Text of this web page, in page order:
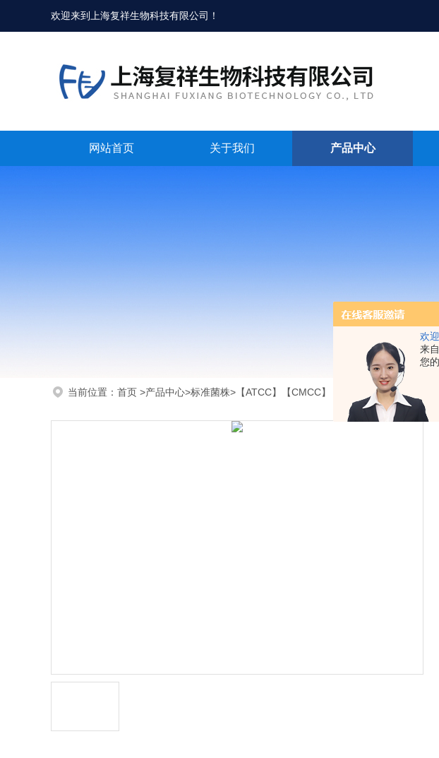
欢
来
您
欢迎来到 上海复祥生物科技有限公司 ！
网站首页 关于我们 产品中心
当前位置： 首页 >产品中心>标准菌株> 【ATCC】【CMCC】【CICC】【DSM】...